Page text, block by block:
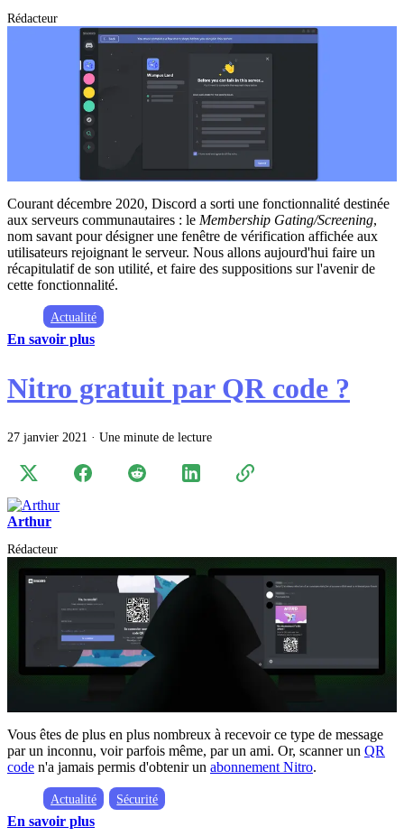
Rédacteur
Courant décembre 2020, Discord a sorti une fonctionnalité destinée
aux serveurs communautaires : le Membership Gating/Screening,
nom savant pour désigner une fenêtre de vérification affichée aux
utilisateurs rejoignant le serveur. Nous allons aujourd'hui faire un
récapitulatif de son utilité, et faire des suppositions sur l'avenir de
cette fonctionnalité.
Actualité
En savoir plus
Nitro gratuit par QR code ?
27 janvier 2021 · Une minute de lecture
Arthur
Rédacteur
Vous êtes de plus en plus nombreux à recevoir ce type de message
par un inconnu, voir parfois même, par un ami. Or, scanner un QR
code n'a jamais permis d'obtenir un abonnement Nitro.
Actualité Sécurité
En savoir plus